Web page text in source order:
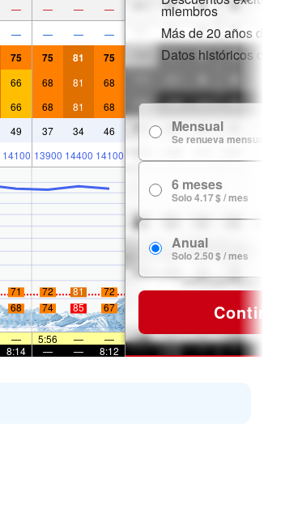
— — — —
— — — —
75 75 81 75
66 68 81 68
66 68 81 68
49 37 34 46
14100 13900 14400 14100
71 72 81
72
68 74 85 67
— 5:56 —
—
8:14 — — 8:12
miembros
Más de 20 años de
Datos históricos de
Mensual
Se renueva mensualmente
6 meses
Solo 4.17 $ / mes
Anual
Solo 2.50 $ / mes
Continuar